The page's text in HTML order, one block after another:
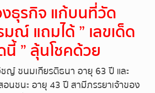
ฮานอย
ยฮานอยพิเศษ
มาเลย์
งธุรกิจ แก้บนที่วัด
ณ์ แถมได้ ” เลขเด็ด
” ลุ้นโชคด้วย
ญ์ ชนมเกียรติธนา อายุ 63 ปี และ
นชนะ อายุ 43 ปี สามีภรรยาเจ้าของ